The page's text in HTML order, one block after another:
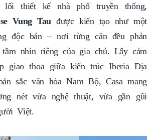
thiết kế nhà phố truyền thống,
Vung Tauđược kiến tạo như một
độc bản – nơi từng căn đều phản
nhìn riêng của gia chủ. Lấy cảm
giao thoa giữa kiến trúc Iberia Địa
sắc văn hóa Nam Bộ, Casa mang
nét vừa nghệ thuật, vừa gần gũi
Việt.